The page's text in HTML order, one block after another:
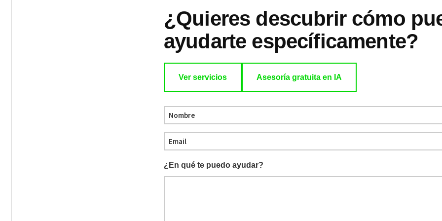
¿Quieres descubrir cómo
ayudarte específicamente?
Ver servicios Asesoría gratuita en IA
Nombre
(Obligatorio)
Email
(Obligatorio)
¿En qué te puedo ayudar?